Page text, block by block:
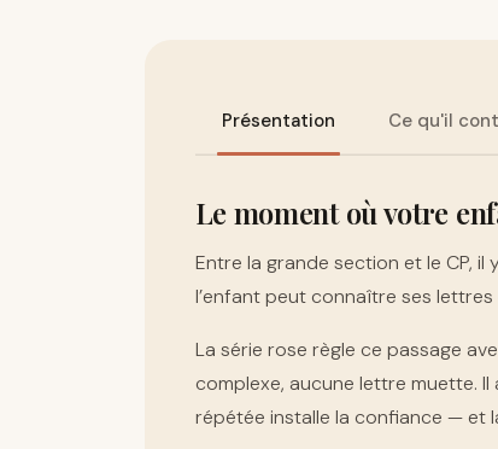
Présentation Ce qu'il
Le moment où votre
Entre la grande section et le CP,
l’enfant peut connaître ses
La série rose règle ce passage
complexe, aucune lettre muette.
répétée installe la confiance — et